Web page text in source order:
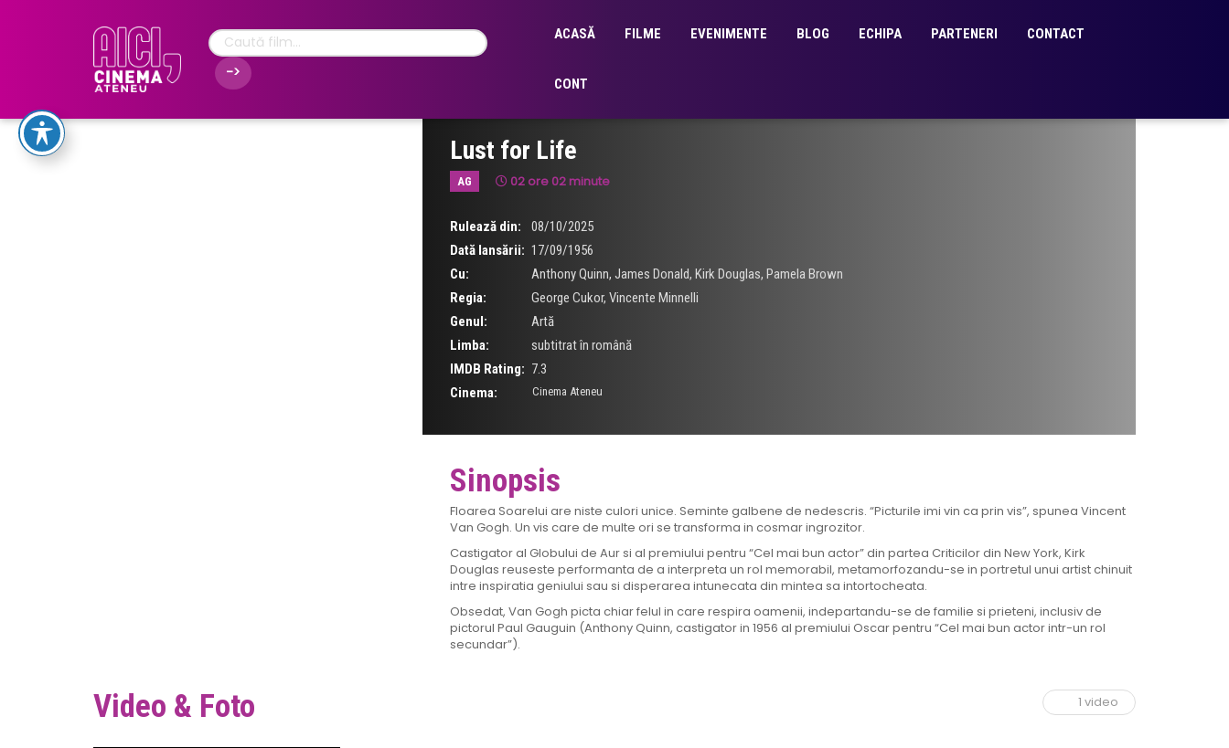
ACASĂ FILME EVENIMENTE BLOG ECHIPA PARTENERI CONTACT
CONT
Lust for Life
AG 02 ore 02 minute
Rulează din:
08/10/2025
Dată lansării: 17/09/1956
Cu:
Anthony Quinn, James Donald, Kirk Douglas, Pamela Brown
Regia:
George Cukor, Vincente Minnelli
Genul:
Artă
Limba:
subtitrat în română
IMDB Rating: 7.3
Cinema:
Cinema Ateneu
Sinopsis
Floarea Soarelui are niste culori unice. Seminte galbene de nedescris. “Picturile imi vin ca prin vis”, spunea Vincent
Van Gogh. Un vis care de multe ori se transforma in cosmar ingrozitor.
Castigator al Globului de Aur si al premiului pentru “Cel mai bun actor” din partea Criticilor din New York, Kirk
Douglas reuseste performanta de a interpreta un rol memorabil, metamorfozandu-se in portretul unui artist chinuit
intre inspiratia geniului sau si disperarea intunecata din mintea sa intortocheata.
Obsedat, Van Gogh picta chiar felul in care respira oamenii, indepartandu-se de familie si prieteni, inclusiv de
pictorul Paul Gauguin (Anthony Quinn, castigator in 1956 al premiului Oscar pentru “Cel mai bun actor intr-un rol
secundar”).
Video & Foto 1 video